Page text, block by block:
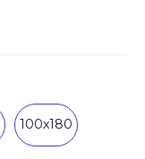
100x180